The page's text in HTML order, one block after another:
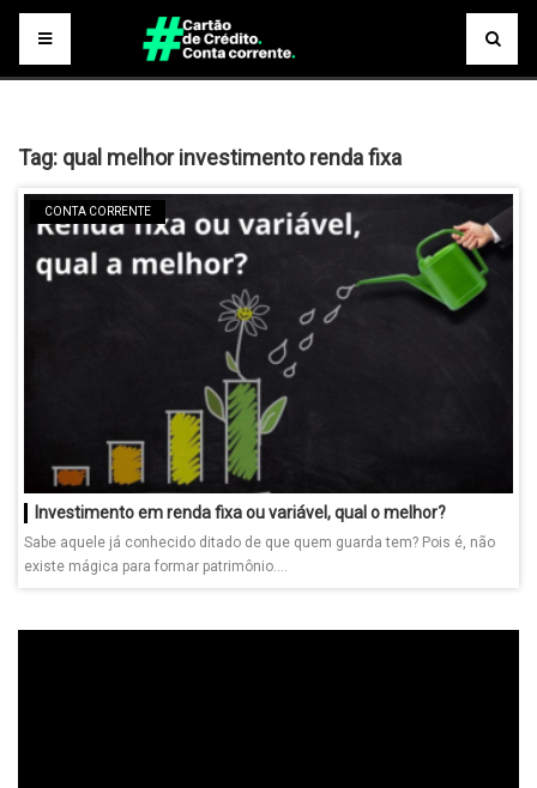
Tag: qual melhor investimento renda fixa
CONTA CORRENTE
Investimento em renda fixa ou variável, qual o melhor?
Sabe aquele já conhecido ditado de que quem guarda tem? Pois é, não
existe mágica para formar patrimônio....